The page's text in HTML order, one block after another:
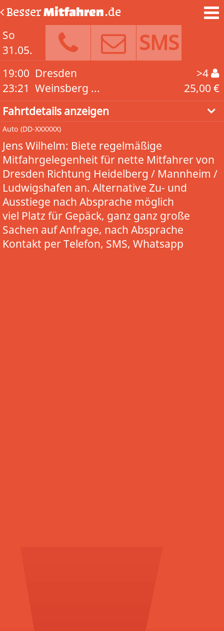
BesserMitfahren.de
So
31.05.
SMS
19:00
23:21
Dresden
Weinsberg ...
>4
25,00 €
Fahrtdetails anzeigen
Auto (DD-XXXXXX)
Jens Wilhelm: Biete regelmäßige
Mitfahrgelegenheit für nette Mitfahrer von
Dresden Richtung Heidelberg / Mannheim /
Ludwigshafen an. Alternative Zu- und
Ausstiege nach Absprache möglich
viel Platz für Gepäck, ganz ganz große
Sachen auf Anfrage, nach Absprache
Kontakt per Telefon, SMS, Whatsapp